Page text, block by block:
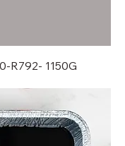
R792- 1150G